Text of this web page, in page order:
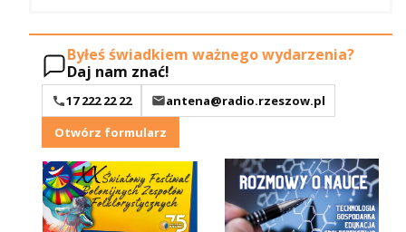
Byłeś świadkiem ważnego wydarzenia?
Daj nam znać!
17 222 22 22
antena@radio.rzeszow.pl
Otwórz formularz